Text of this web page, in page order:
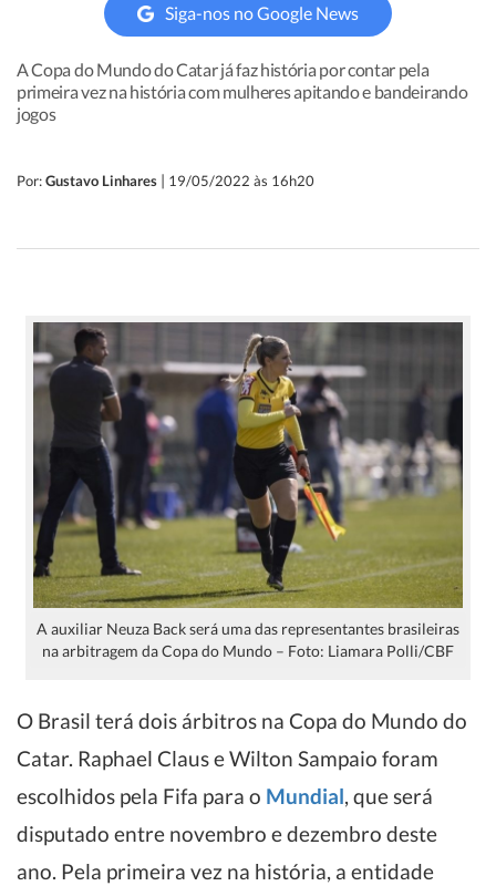
Siga-nos no Google News
A Copa do Mundo do Catar já faz história por contar pela
primeira vez na história com mulheres apitando e bandeirando
jogos
Por:Gustavo Linhares | 19/05/2022 às 16h20
A auxiliar Neuza Back será uma das representantes brasileiras
na arbitragem da Copa do Mundo – Foto: Liamara Polli/CBF
O Brasil terá dois árbitros na Copa do Mundo do
Catar. Raphael Claus e Wilton Sampaio foram
escolhidos pela Fifa para o Mundial, que será
disputado entre novembro e dezembro deste
ano. Pela primeira vez na história, a entidade